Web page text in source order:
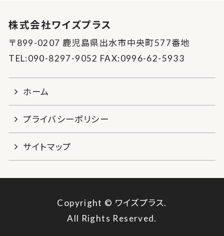
株式会社ワイズプラス
〒899-0207 鹿児島県出水市中央町577番地
TEL:090-8297-9052 FAX:0996-62-5933
ホーム
プライバシーポリシー
サイトマップ
Copyright © ワイズプラス.
All Rights Reserved.